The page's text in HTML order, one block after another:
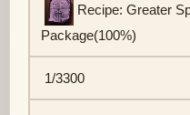
Recipe: Greater
Package(100%)
1/3300